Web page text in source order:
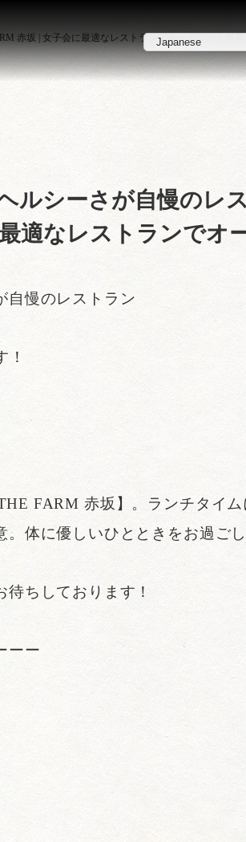
赤坂 | 女子会に最適なレストランでオーガニック野菜
ルシーさが自慢のレ
適なレストランでオ
自慢のレストラン
FARM 赤坂】。ランチタイ
体に優しいひとときをお過ごし
ちしております！
ーー